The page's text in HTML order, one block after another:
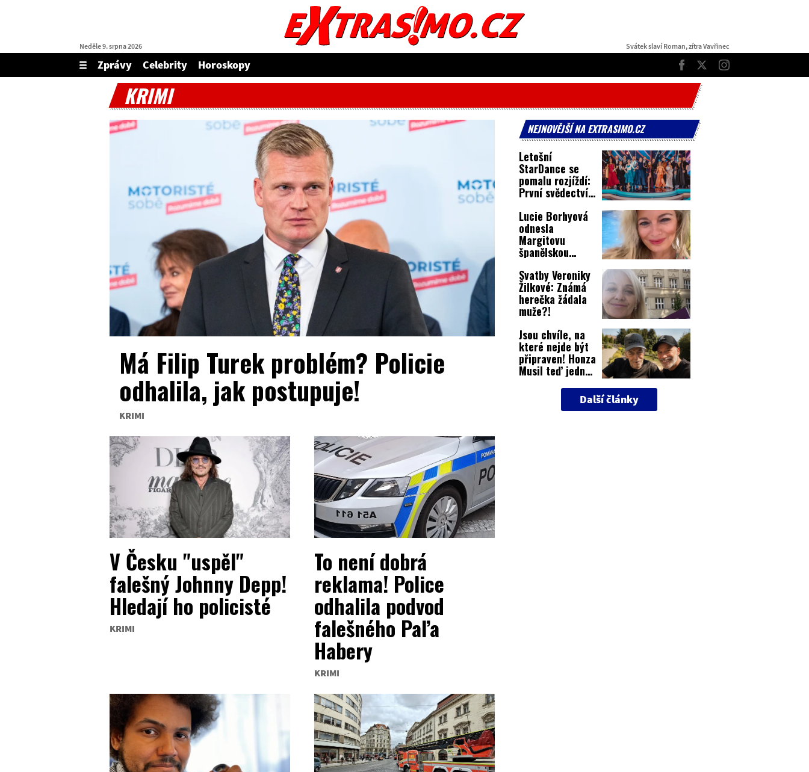
Neděle 9. srpna 2026 Svátek slaví Roman, zítra Vavřinec
Zobrazit/skrýt
menu
Zprávy Celebrity
Horoskopy
Facebook
TwitterInstagram
KRIMI
Má Filip Turek problém? Policie
odhalila, jak postupuje!
KRIMI
NEJNOVĚJŠÍ NA EXTRASIMO.CZ
Letošní
StarDance se
pomalu rozjíždí:
První svědectví z
Lucie Borhyová
odnesla
Margitovu
španělskou
přihodilo?
Svatby Veroniky
Žilkové: Známá
herečka žádala
muže?!
Jsou chvíle, na
které nejde být
připraven! Honza
Musil teď jednu
Další články
V Česku "uspěl"
falešný Johnny Depp!
Hledají ho policisté
KRIMI
To není dobrá
reklama! Police
odhalila podvod
falešného Paľa
Habery
KRIMI